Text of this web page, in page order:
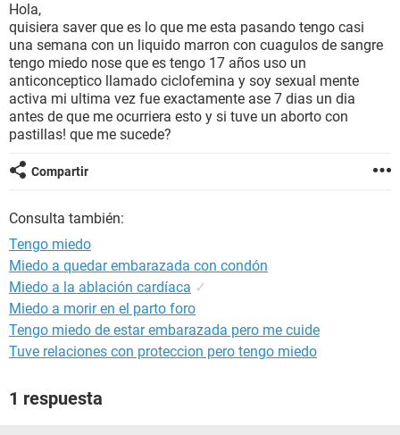
BIENESTAR
SEXUALIDAD
GLOSARIO
Hola,
quisiera saver que es lo que me esta pasando tengo casi
una semana con un liquido marron con cuagulos de sangre
tengo miedo nose que es tengo 17 años uso un
anticonceptico llamado ciclofemina y soy sexual mente
activa mi ultima vez fue exactamente ase 7 dias un dia
antes de que me ocurriera esto y si tuve un aborto con
pastillas! que me sucede?
Compartir
Consulta también:
Tengo miedo
Miedo a quedar embarazada con condón
Miedo a la ablación cardíaca ✓
Miedo a morir en el parto foro
Tengo miedo de estar embarazada pero me cuide
Tuve relaciones con proteccion pero tengo miedo
1 respuesta